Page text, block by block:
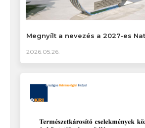
Megnyílt a nevezés a 2027-es
2026.05.26.